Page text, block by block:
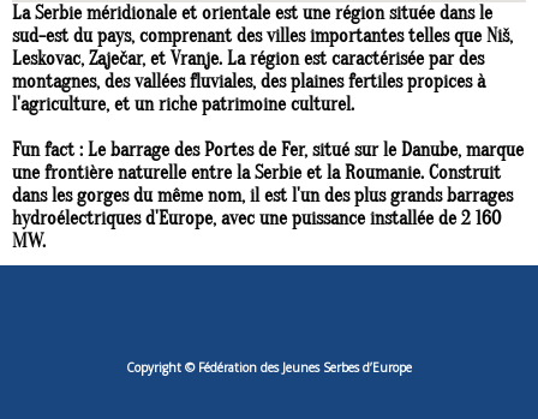
La Serbie méridionale et orientale est une région située dans le
sud-est du pays, comprenant des villes importantes telles que Niš,
Leskovac, Zaječar, et Vranje. La région est caractérisée par des
montagnes, des vallées fluviales, des plaines fertiles propices à
l'agriculture, et un riche patrimoine culturel.
Fun fact: Le barrage des Portes de Fer, situé sur le Danube, marque
une frontière naturelle entre la Serbie et la Roumanie. Construit
dans les gorges du même nom, il est l'un des plus grands barrages
hydroélectriques d'Europe, avec une puissance installée de 2 160
MW.
Copyright © Fédération des Jeunes Serbes d’Europe